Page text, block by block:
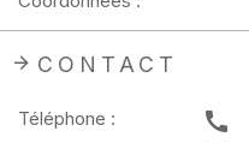
CONTACT
Téléphone :